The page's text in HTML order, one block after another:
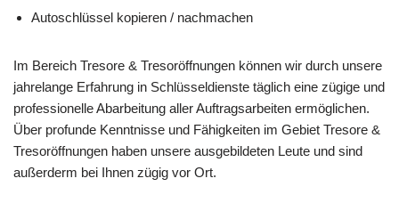
Autoschlüssel kopieren / nachmachen
Im Bereich Tresore & Tresoröffnungen können wir durch unsere
jahrelange Erfahrung in Schlüsseldienste täglich eine zügige und
professionelle Abarbeitung aller Auftragsarbeiten ermöglichen.
Über profunde Kenntnisse und Fähigkeiten im Gebiet Tresore &
Tresoröffnungen haben unsere ausgebildeten Leute und sind
außerderm bei Ihnen zügig vor Ort.